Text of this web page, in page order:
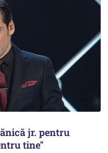
jr. pentru
tine''